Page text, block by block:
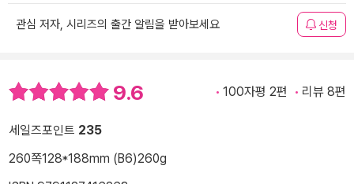
관심 저자, 시리즈의 출간 알림을 받아보세요 신청
9.6 100자평 2편 리뷰 8편
세일즈포인트 235
260쪽128*188mm (B6)260g